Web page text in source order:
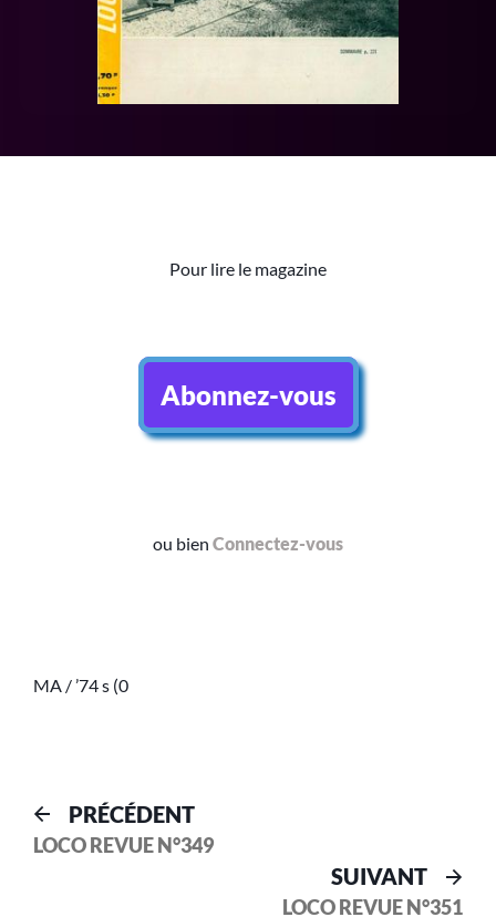
Pour lire le magazine
Abonnez-vous
ou bien Connectez-vous
MA / ’74 s (0
PRÉCÉDENT
LOCO REVUE N°349
SUIVANT
LOCO REVUE N°351